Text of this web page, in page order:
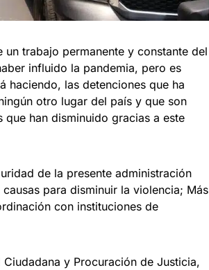
trabajo permanente y constante del
influido la pandemia, pero es
haciendo, las detenciones que ha
otro lugar del país y que son
han disminuido gracias a este
de la presente administración
para disminuir la violencia; Más
con instituciones de
y Procuración de Justicia,